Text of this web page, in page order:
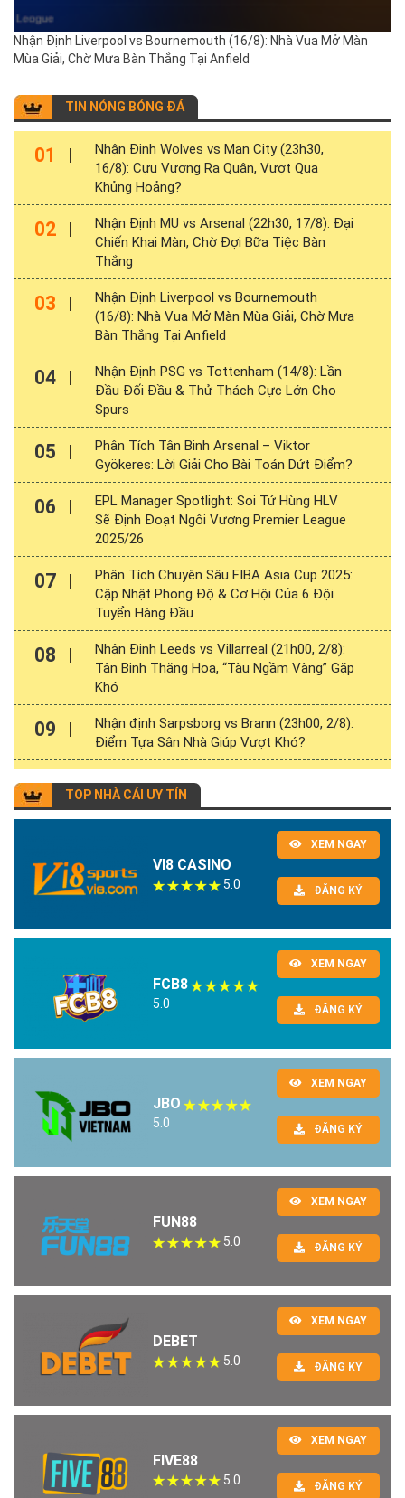
Nhận Định Liverpool vs Bournemouth (16/8): Nhà Vua Mở Màn
Mùa Giải, Chờ Mưa Bàn Thắng Tại Anfield
TIN NÓNG BÓNG ĐÁ
01
Nhận Định Wolves vs Man City (23h30,
16/8): Cựu Vương Ra Quân, Vượt Qua
Khủng Hoảng?
02
Nhận Định MU vs Arsenal (22h30, 17/8): Đại
Chiến Khai Màn, Chờ Đợi Bữa Tiệc Bàn
Thắng
03
Nhận Định Liverpool vs Bournemouth
(16/8): Nhà Vua Mở Màn Mùa Giải, Chờ Mưa
Bàn Thắng Tại Anfield
04
Nhận Định PSG vs Tottenham (14/8): Lần
Đầu Đối Đầu & Thử Thách Cực Lớn Cho
Spurs
05
Phân Tích Tân Binh Arsenal – Viktor
Gyökeres: Lời Giải Cho Bài Toán Dứt Điểm?
06
EPL Manager Spotlight: Soi Tứ Hùng HLV
Sẽ Định Đoạt Ngôi Vương Premier League
2025/26
07
Phân Tích Chuyên Sâu FIBA Asia Cup 2025:
Cập Nhật Phong Độ & Cơ Hội Của 6 Đội
Tuyển Hàng Đầu
08
Nhận Định Leeds vs Villarreal (21h00, 2/8):
Tân Binh Thăng Hoa, “Tàu Ngầm Vàng” Gặp
Khó
09
Nhận định Sarpsborg vs Brann (23h00, 2/8):
Điểm Tựa Sân Nhà Giúp Vượt Khó?
TOP NHÀ CÁI UY TÍN
VI8 CASINO
5.0
XEM NGAY
ĐĂNG KÝ
FCB8
5.0
XEM NGAY
ĐĂNG KÝ
JBO
5.0
XEM NGAY
ĐĂNG KÝ
FUN88
5.0
XEM NGAY
ĐĂNG KÝ
DEBET
5.0
XEM NGAY
ĐĂNG KÝ
FIVE88
5.0
XEM NGAY
ĐĂNG KÝ